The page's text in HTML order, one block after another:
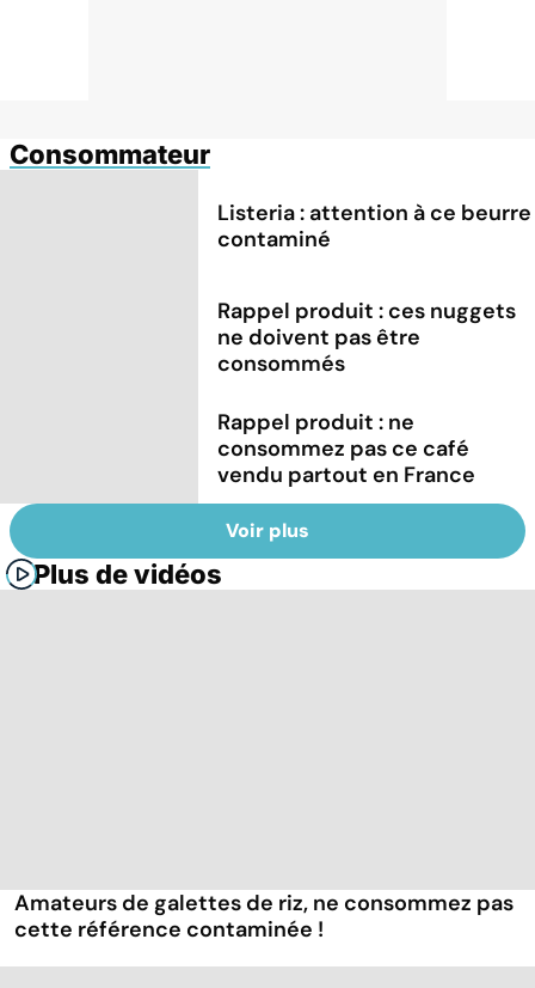
Consommateur
Listeria : attention à ce beurre
contaminé
Rappel produit : ces nuggets
ne doivent pas être
consommés
Rappel produit : ne
consommez pas ce café
vendu partout en France
Voir plus
Plus de vidéos
Amateurs de galettes de riz, ne consommez pas
cette référence contaminée !